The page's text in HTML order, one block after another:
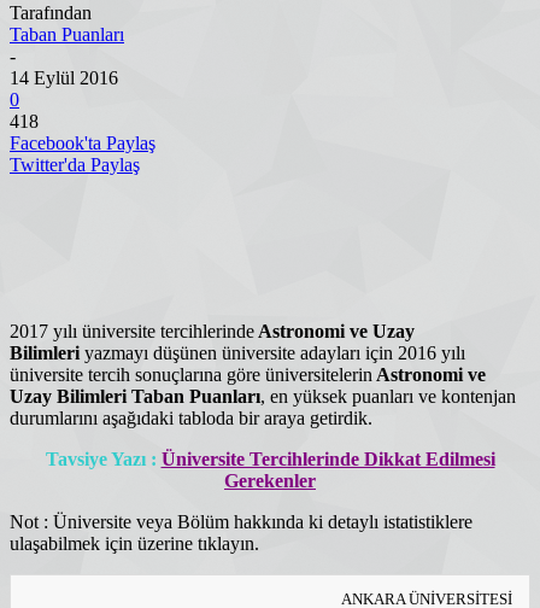
Tarafından
Taban Puanları
-
14 Eylül 2016
0
418
Facebook'ta Paylaş
Twitter'da Paylaş
2017 yılı üniversite tercihlerinde Astronomi ve Uzay
Bilimleri yazmayı düşünen üniversite adayları için 2016 yılı
üniversite tercih sonuçlarına göre üniversitelerin Astronomi ve
Uzay Bilimleri Taban Puanları, en yüksek puanları ve kontenjan
durumlarını aşağıdaki tabloda bir araya getirdik.
Tavsiye Yazı : Üniversite Tercihlerinde Dikkat Edilmesi
Gerekenler
Not : Üniversite veya Bölüm hakkında ki detaylı istatistiklere
ulaşabilmek için üzerine tıklayın.
TABAN
EN
ANKARA ÜNİVERSİTESİ